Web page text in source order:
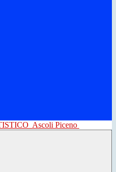
Ascoli Piceno